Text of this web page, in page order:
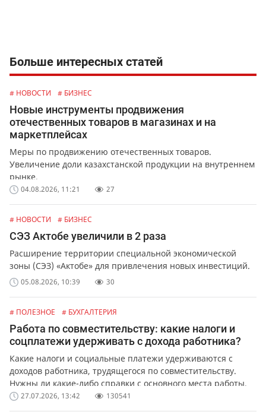
Больше интересных статей
# НОВОСТИ # БИЗНЕС
Новые инструменты продвижения
отечественных товаров в магазинах и на
маркетплейсах
Меры по продвижению отечественных товаров.
Увеличение доли казахстанской продукции на внутреннем
рынке.
04.08.2026, 11:21 27
# НОВОСТИ # БИЗНЕС
СЭЗ Актобе увеличили в 2 раза
Расширение территории специальной экономической
зоны (СЭЗ) «Актобе» для привлечения новых инвестиций.
05.08.2026, 10:39 30
# ПОЛЕЗНОЕ # БУХГАЛТЕРИЯ
Работа по совместительству: какие налоги и
соцплатежи удерживать с дохода работника?
Какие налоги и социальные платежи удерживаются с
доходов работника, трудящегося по совместительству.
Нужны ли какие-либо справки с основного места работы.
27.07.2026, 13:42 130541